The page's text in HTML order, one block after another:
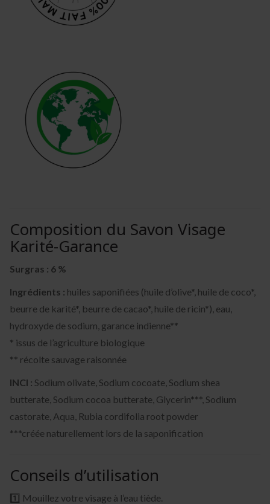
Composition du Savon Visage
Karité-Garance
Surgras : 6 %
Ingrédients : huiles saponifiées (huile d’olive*, huile de coco*,
beurre de karité*, beurre de cacao*, huile de ricin*), eau,
hydroxyde de sodium, garance indienne**
* issus de l’agriculture biologique
** récolte sauvage raisonnée
INCI : Sodium olivate, Sodium cocoate, Sodium shea
butterate, Sodium cocoa butterate, Glycerin***, Sodium
castorate, Aqua, Rubia cordifolia root powder
***créée naturellement lors de la saponification
Conseils d’utilisation
1️⃣ Mouillez votre visage à l’eau tiède.